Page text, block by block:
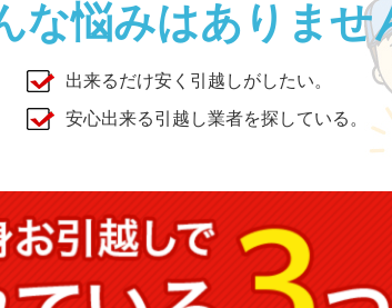
な悩みはありませ
出来るだけ安く引越しがしたい。
安心出来る引越し業者を探している。